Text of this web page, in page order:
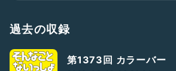
・週間ダイヤモンド
・週間プレイボーイ
・日刊SPA
・夕刊フジ
過去の収録
第1373回 カラーバー